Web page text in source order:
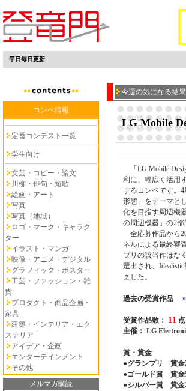
平日毎日更新
今週の気になる結
コンペ情報
定番コンテスト一覧
学生向け
文芸・コピー・論文
川柳・俳句・短歌
絵画・アート
写真
写真（地域）
ロゴ・マーク・キャラク
ター
イラスト・マンガ
映像・アニメ・デジタル
グラフィック・ポスター
工芸・ファッション・雑
貨
プロダクト・商品企画・
家具
建築・インテリア・エク
ステリア
アイデア・企画
エンターテインメント
その他
メルマガ購読
LG Mobile
「LG Mobile
利に、幅広く活用
するコンペです。
形態」をテーマと
化を目指す周辺機
の周辺機器」の2部
全応募作品から
ネルによる最終審
プリの該当作はな
選出され、
ました。
過去の受賞作品
受賞作品数： 11 点
主催： LG
賞・賞金
●グランプリ 賞金
●ゴールド賞 賞金
●シルバー賞 賞金